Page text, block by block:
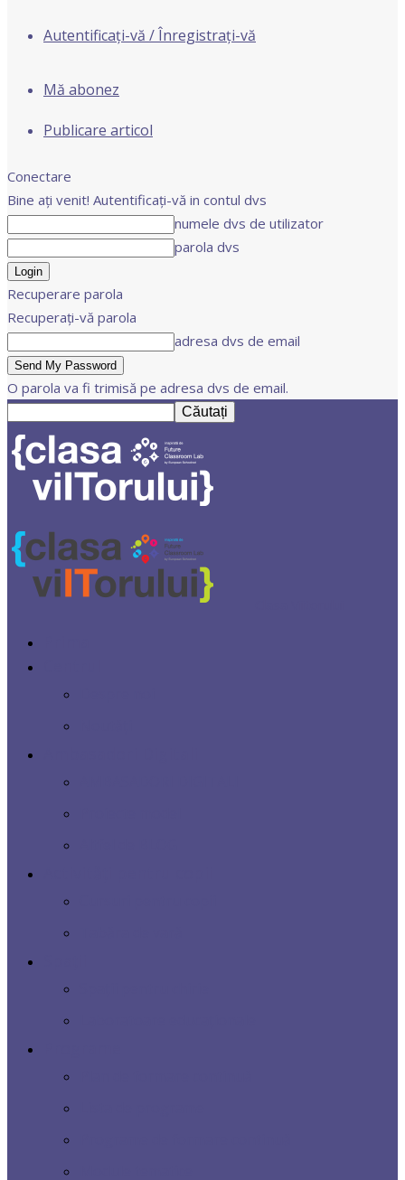
Autentificați-vă / Înregistrați-vă
Mă abonez
Publicare articol
Conectare
Bine ați venit! Autentificați-vă in contul dvs
numele dvs de utilizator
parola dvs
Recuperare parola
Recuperați-vă parola
adresa dvs de email
O parola va fi trimisă pe adresa dvs de email.